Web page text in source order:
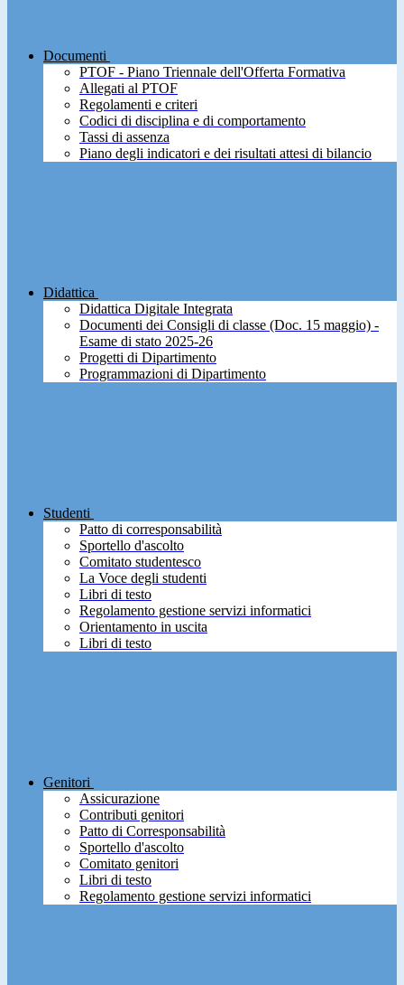
Documenti
PTOF - Piano Triennale dell'Offerta Formativa
Allegati al PTOF
Regolamenti e criteri
Codici di disciplina e di comportamento
Tassi di assenza
Piano degli indicatori e dei risultati attesi di bilancio
Didattica
Didattica Digitale Integrata
Documenti dei Consigli di classe (Doc. 15 maggio) -
Esame di stato 2025-26
Progetti di Dipartimento
Programmazioni di Dipartimento
Studenti
Patto di corresponsabilità
Sportello d'ascolto
Comitato studentesco
La Voce degli studenti
Libri di testo
Regolamento gestione servizi informatici
Orientamento in uscita
Libri di testo
Genitori
Assicurazione
Contributi genitori
Patto di Corresponsabilità
Sportello d'ascolto
Comitato genitori
Libri di testo
Regolamento gestione servizi informatici